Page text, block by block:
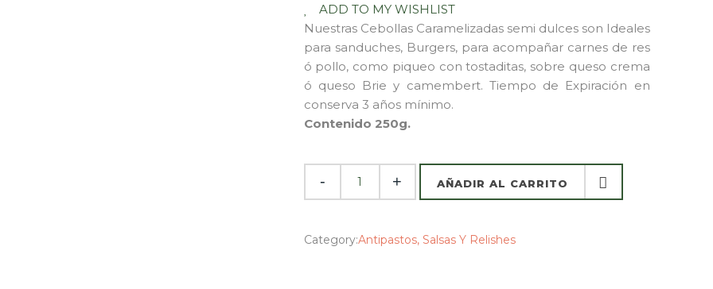
ADD TO MY WISHLIST
Nuestras Cebollas Caramelizadas semi dulces son Ideales
para sanduches, Burgers, para acompañar carnes de res
ó pollo, como piqueo con tostaditas, sobre queso crema
ó queso Brie y camembert. Tiempo de Expiración en
conserva 3 años mínimo.
Contenido 250g.
AÑADIR AL CARRITO
Category:Antipastos, Salsas Y Relishes